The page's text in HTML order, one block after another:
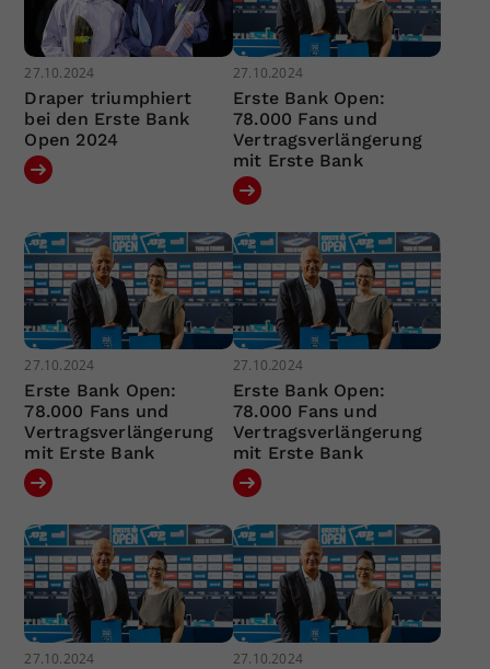
27.10.2024
Draper triumphiert
bei den Erste Bank
Open 2024
27.10.2024
Erste Bank Open:
78.000 Fans und
Vertragsverlängerung
mit Erste Bank
27.10.2024
Erste Bank Open:
78.000 Fans und
Vertragsverlängerung
mit Erste Bank
27.10.2024
Erste Bank Open:
78.000 Fans und
Vertragsverlängerung
mit Erste Bank
27.10.2024 27.10.2024